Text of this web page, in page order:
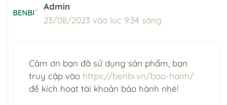
Admin
23/08/2023 vào lúc 9:34 sáng
Cảm ơn bạn đã sử dụng sản phẩm, bạn
truy cập vào https://benbi.vn/bao-hanh/
để kích hoạt tài khoản bảo hành nhé!